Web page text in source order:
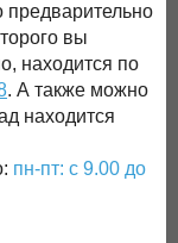
предварительно
вы
находится по
. А также можно
находится
пн-пт: с 9.00 до